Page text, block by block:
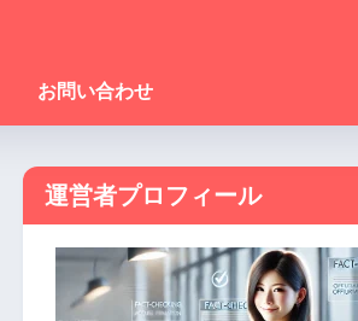
お問い合わせ
運営者プロフィール